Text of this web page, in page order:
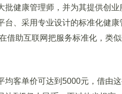
批健康管理师，并为其提供创业
台、采用专业设计的标准化健
借助互联网把服务标准化，类
客单价可达到5000元，借由这